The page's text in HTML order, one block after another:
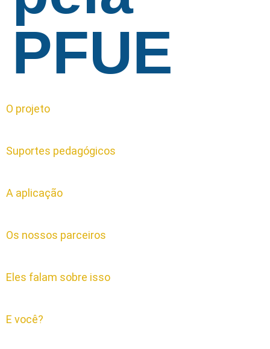
PFUE
O projeto
Suportes pedagógicos
A aplicação
Os nossos parceiros
Eles falam sobre isso
E você?